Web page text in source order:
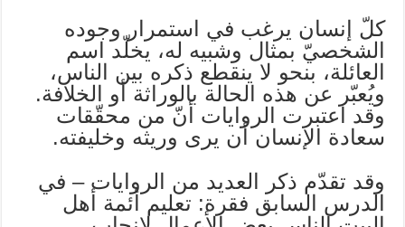
كلّ إنسان يرغب في استمرار وجوده
الشخصيّ بمثال وشبيه له، يخلّد اسم
العائلة، بنحو لا ينقطع ذكره بين الناس،
ويُعبّر عن هذه الحالة بالوراثة أو الخلافة.
وقد اعتبرت الروايات أنّ من محقّقات
سعادة الإنسان أن يرى وريثه وخليفته.
وقد تقدّم ذكر العديد من الروايات – في
الدرس السابق فقرة: تعليم أئمة أهل